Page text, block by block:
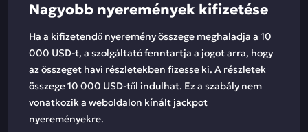
Nagyobb nyeremények kifizetése
Ha a kifizetendő nyeremény összege meghaladja a 10
000 USD-t, a szolgáltató fenntartja a jogot arra, hogy
az összeget havi részletekben fizesse ki. A részletek
összege 10 000 USD-től indulhat. Ez a szabály nem
vonatkozik a weboldalon kínált jackpot
nyereményekre.